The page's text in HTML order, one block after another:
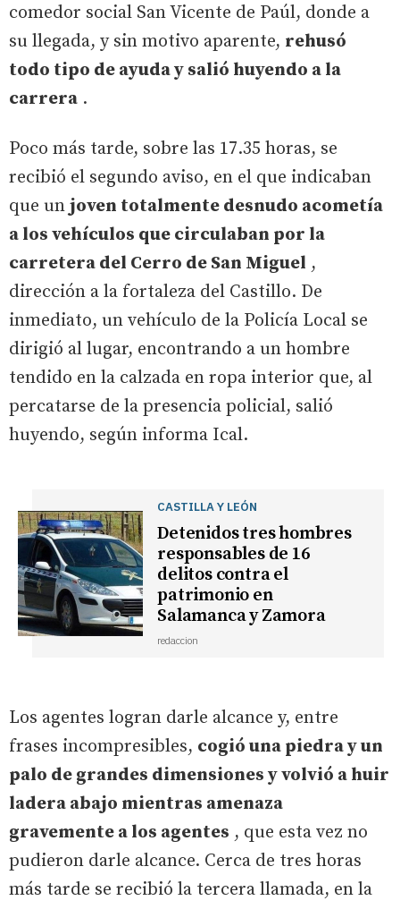
comedor social San Vicente de Paúl, donde a
su llegada, y sin motivo aparente, rehusó
todo tipo de ayuda y salió huyendo a la
carrera .
Poco más tarde, sobre las 17.35 horas, se
recibió el segundo aviso, en el que indicaban
que un joven totalmente desnudo acometía
a los vehículos que circulaban por la
carretera del Cerro de San Miguel ,
dirección a la fortaleza del Castillo. De
inmediato, un vehículo de la Policía Local se
dirigió al lugar, encontrando a un hombre
tendido en la calzada en ropa interior que, al
percatarse de la presencia policial, salió
huyendo, según informa Ical.
CASTILLA Y LEÓN
Detenidos tres hombres
responsables de 16
delitos contra el
patrimonio en
Salamanca y Zamora
redaccion
Los agentes logran darle alcance y, entre
frases incompresibles, cogió una piedra y un
palo de grandes dimensiones y volvió a huir
ladera abajo mientras amenaza
gravemente a los agentes , que esta vez no
pudieron darle alcance. Cerca de tres horas
más tarde se recibió la tercera llamada, en la